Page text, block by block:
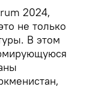
2024,
не только
В этом